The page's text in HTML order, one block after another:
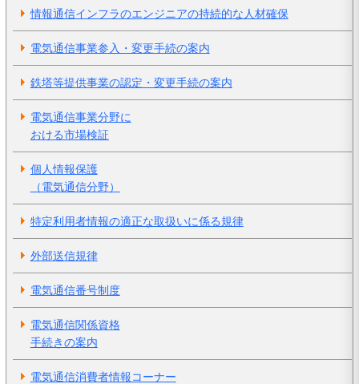
情報通信インフラのエンジニアの持続的な人材確保
電気通信事業参入・変更手続の案内
鉄塔等提供事業の認定・変更手続の案内
電気通信事業分野に
おける市場検証
個人情報保護
（電気通信分野）
特定利用者情報の適正な取扱いに係る規律
外部送信規律
電気通信番号制度
電気通信関係資格
手続きの案内
電気通信消費者情報コーナー